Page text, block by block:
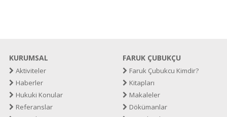
KURUMSAL
Aktiviteler
Haberler
Hukuki Konular
Referanslar
FARUK ÇUBUKÇU
Faruk Çubukcu Kimdir?
Kitapları
Makaleler
Dökümanlar